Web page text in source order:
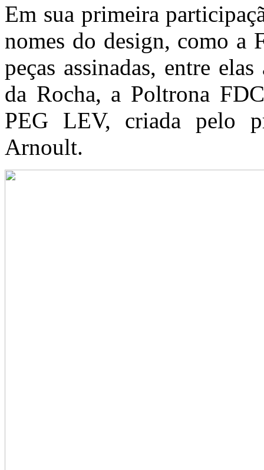
Em sua primeira
nomes do design, como a
peças assinadas, entre
da Rocha, a Poltrona
PEG LEV, criada pelo
Arnoult.